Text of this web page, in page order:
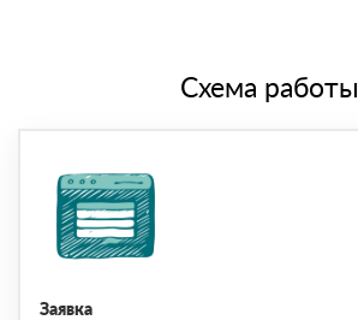
Схема работы
Заявка